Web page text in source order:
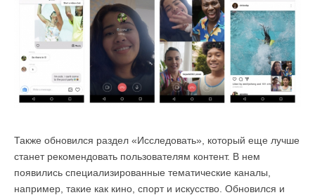
Также обновился раздел «Исследовать», который еще лучше
станет рекомендовать пользователям контент. В нем
появились специализированные тематические каналы,
например, такие как кино, спорт и искусство. Обновился и